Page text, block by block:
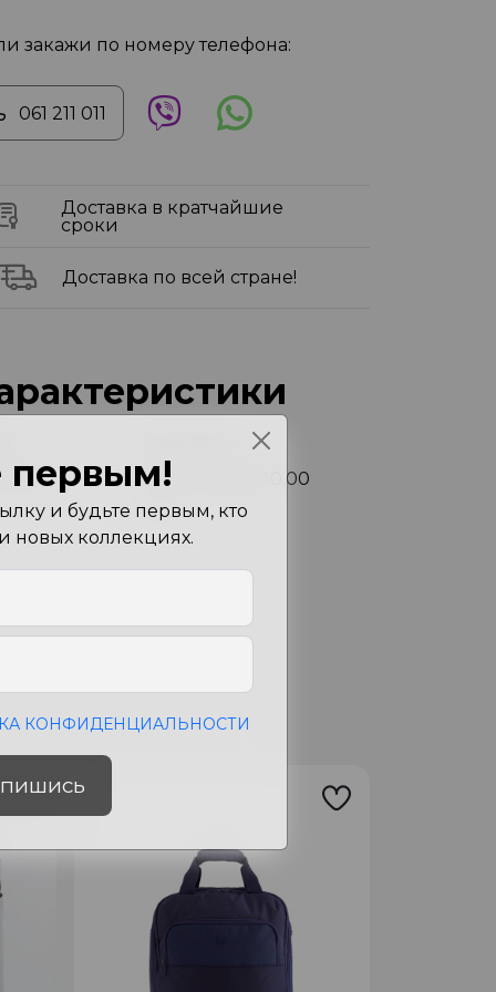
закажи по номеру телефона:
061 211 011
Доставка в кратчайшие
сроки
Доставка по всей стране!
36.00x45.00x20.00
см
первым!
и будьте первым, кто
новых коллекциях.
КОНФИДЕНЦИАЛЬНОСТИ